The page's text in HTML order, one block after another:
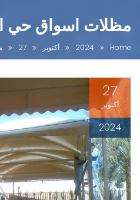
مظلات اسواق حي
Home
2024 أكتوبر 27
27
أكتوبر
2024